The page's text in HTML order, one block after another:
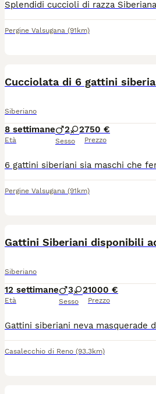
Pergine Valsugana (91km)
Cucciolata di 6 gattini
Siberiano
8 settimane
Età
2 2
Sesso
750 €
Prezzo
Pergine Valsugana (91km)
Gattini Siberiani disponibili
Siberiano
12 settimane
Età
3 2
Sesso
1000 €
Prezzo
Casalecchio di Reno (93.3km)